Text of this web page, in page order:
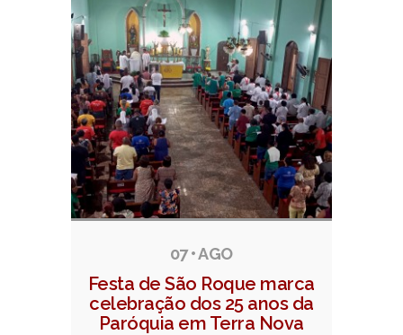
Notícias relacionadas
07 • AGO
Festa de São Roque marca
celebração dos 25 anos da
Paróquia em Terra Nova